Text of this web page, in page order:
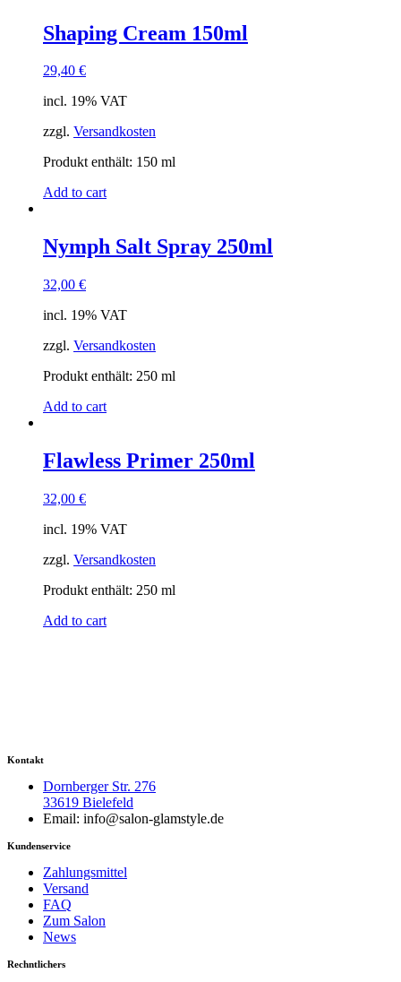
Shaping Cream 150ml
29,40 €
incl. 19% VAT
zzgl. Versandkosten
Produkt enthält: 150 ml
Add to cart
Nymph Salt Spray 250ml
32,00 €
incl. 19% VAT
zzgl. Versandkosten
Produkt enthält: 250 ml
Add to cart
Flawless Primer 250ml
32,00 €
incl. 19% VAT
zzgl. Versandkosten
Produkt enthält: 250 ml
Add to cart
Kontakt
Dornberger Str. 276
33619 Bielefeld
Email: info@salon-glamstyle.de
Kundenservice
Zahlungsmittel
Versand
FAQ
Zum Salon
News
Rechntlichers